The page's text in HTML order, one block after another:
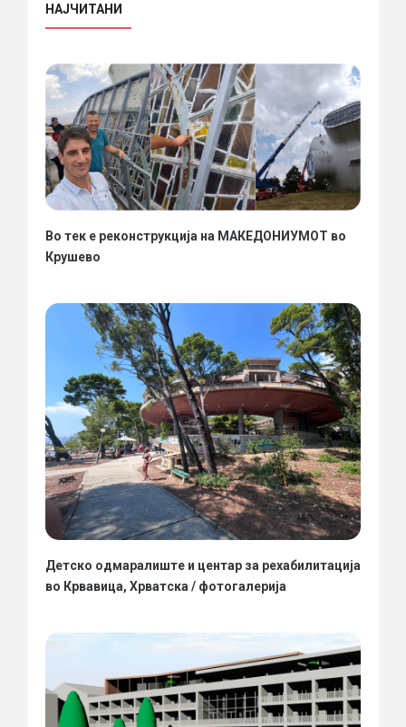
НАЈЧИТАНИ
Во тек е реконструкција на МАКЕДОНИУМОТ во
Крушево
Детско одмаралиште и центар за рехабилитација
во Крвавица, Хрватска / фотогалерија